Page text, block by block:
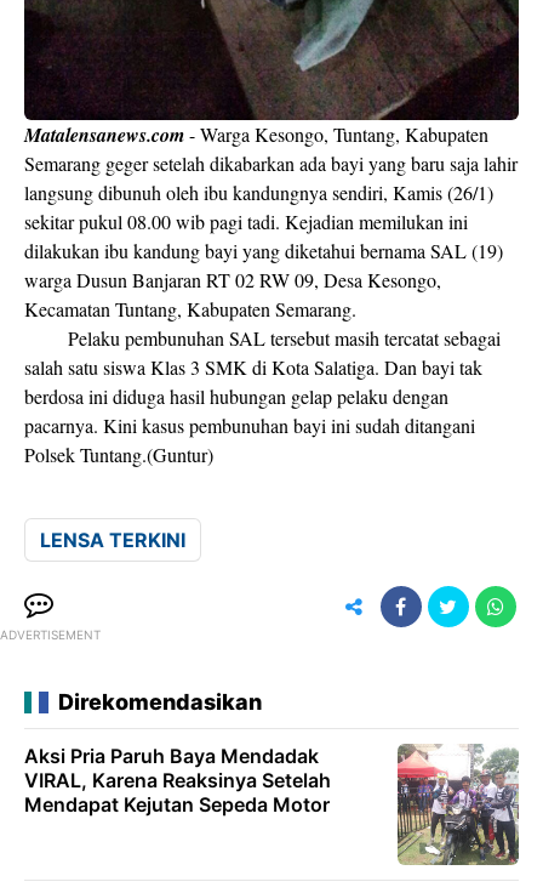
Matalensanews.com- Warga Kesongo, Tuntang, Kabupaten
Semarang geger setelah dikabarkan ada bayi yang baru saja lahir
langsung dibunuh oleh ibu kandungnya sendiri, Kamis (26/1)
sekitar pukul 08.00 wib pagi tadi. Kejadian memilukan ini
dilakukan ibu kandung bayi yang diketahui bernama SAL (19)
warga Dusun Banjaran RT 02 RW 09, Desa Kesongo,
Kecamatan Tuntang, Kabupaten Semarang.
Pelaku pembunuhan SAL tersebut masih tercatat sebagai
salah satu siswa Klas 3 SMK di Kota Salatiga. Dan bayi tak
berdosa ini diduga hasil hubungan gelap pelaku dengan
pacarnya. Kini kasus pembunuhan bayi ini sudah ditangani
Polsek Tuntang.(Guntur)
LENSA TERKINI
ADVERTISEMENT
Direkomendasikan
Aksi Pria Paruh Baya Mendadak
VIRAL, Karena Reaksinya Setelah
Mendapat Kejutan Sepeda Motor